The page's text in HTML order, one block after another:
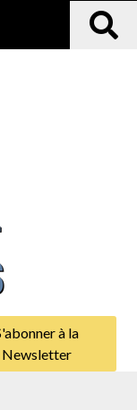
à la
Newsletter